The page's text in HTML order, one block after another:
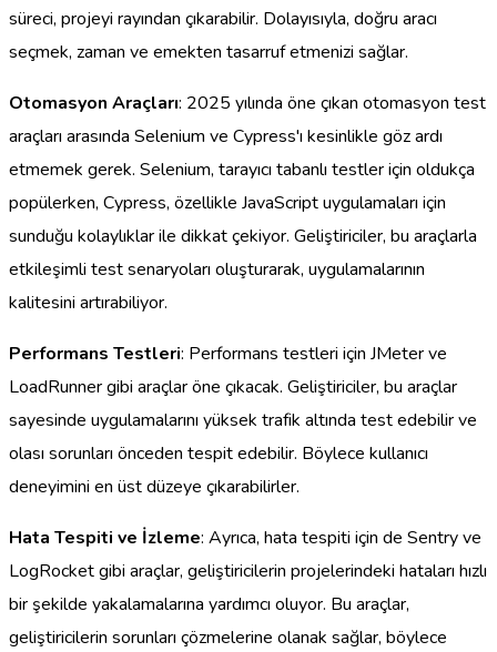
süreci, projeyi rayından çıkarabilir. Dolayısıyla, doğru aracı
seçmek, zaman ve emekten tasarruf etmenizi sağlar.
Otomasyon Araçları: 2025 yılında öne çıkan otomasyon test
araçları arasında Selenium ve Cypress'ı kesinlikle göz ardı
etmemek gerek. Selenium, tarayıcı tabanlı testler için oldukça
popülerken, Cypress, özellikle JavaScript uygulamaları için
sunduğu kolaylıklar ile dikkat çekiyor. Geliştiriciler, bu araçlarla
etkileşimli test senaryoları oluşturarak, uygulamalarının
kalitesini artırabiliyor.
Performans Testleri: Performans testleri için JMeter ve
LoadRunner gibi araçlar öne çıkacak. Geliştiriciler, bu araçlar
sayesinde uygulamalarını yüksek trafik altında test edebilir ve
olası sorunları önceden tespit edebilir. Böylece kullanıcı
deneyimini en üst düzeye çıkarabilirler.
Hata Tespiti ve İzleme: Ayrıca, hata tespiti için de Sentry ve
LogRocket gibi araçlar, geliştiricilerin projelerindeki hataları hızlı
bir şekilde yakalamalarına yardımcı oluyor. Bu araçlar,
geliştiricilerin sorunları çözmelerine olanak sağlar, böylece